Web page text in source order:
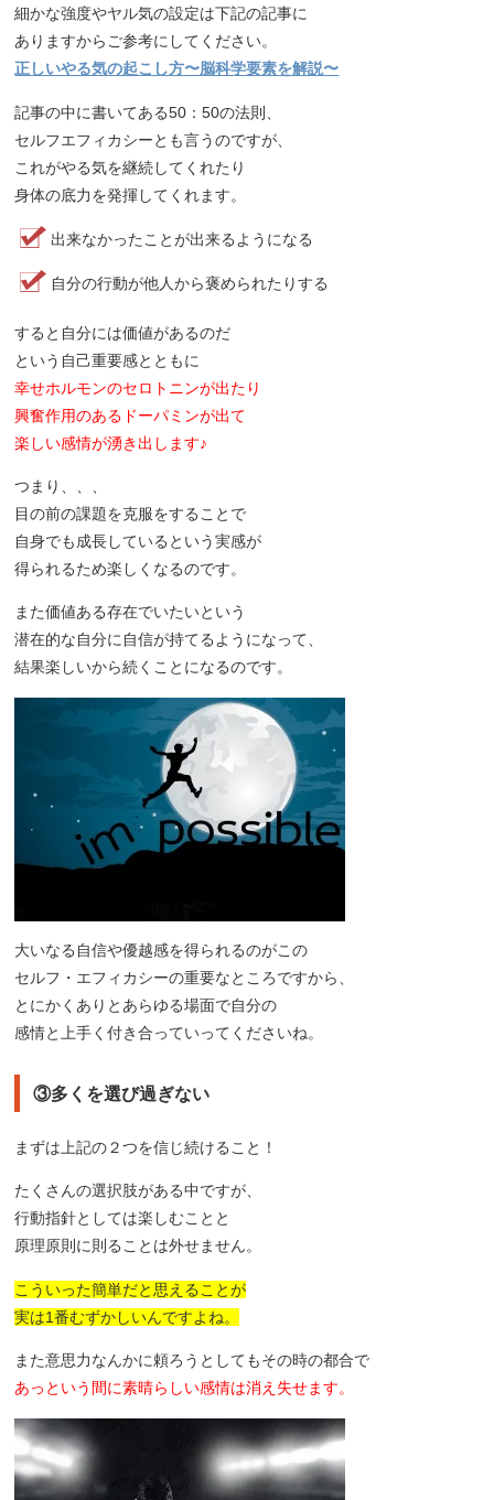
細かな強度やヤル気の設定は下記の記事に
ありますからご参考にしてください。
正しいやる気の起こし方〜脳科学要素を解説〜
記事の中に書いてある50：50の法則、
セルフエフィカシーとも言うのですが、
これがやる気を継続してくれたり
身体の底力を発揮してくれます。
出来なかったことが出来るようになる
自分の行動が他人から褒められたりする
すると自分には価値があるのだ
という自己重要感とともに
幸せホルモンのセロトニンが出たり
興奮作用のあるドーパミンが出て
楽しい感情が湧き出します♪
つまり、、、
目の前の課題を克服をすることで
自身でも成長しているという実感が
得られるため楽しくなるのです。
また価値ある存在でいたいという
潜在的な自分に自信が持てるようになって、
結果楽しいから続くことになるのです。
大いなる自信や優越感を得られるのがこの
セルフ・エフィカシーの重要なところですから、
とにかくありとあらゆる場面で自分の
感情と上手く付き合っていってくださいね。
③多くを選び過ぎない
まずは上記の２つを信じ続けること！
たくさんの選択肢がある中ですが、
行動指針としては楽しむことと
原理原則に則ることは外せません。
こういった簡単だと思えることが
実は1番むずかしいんですよね。
また意思力なんかに頼ろうとしてもその時の都合で
あっという間に素晴らしい感情は消え失せます。